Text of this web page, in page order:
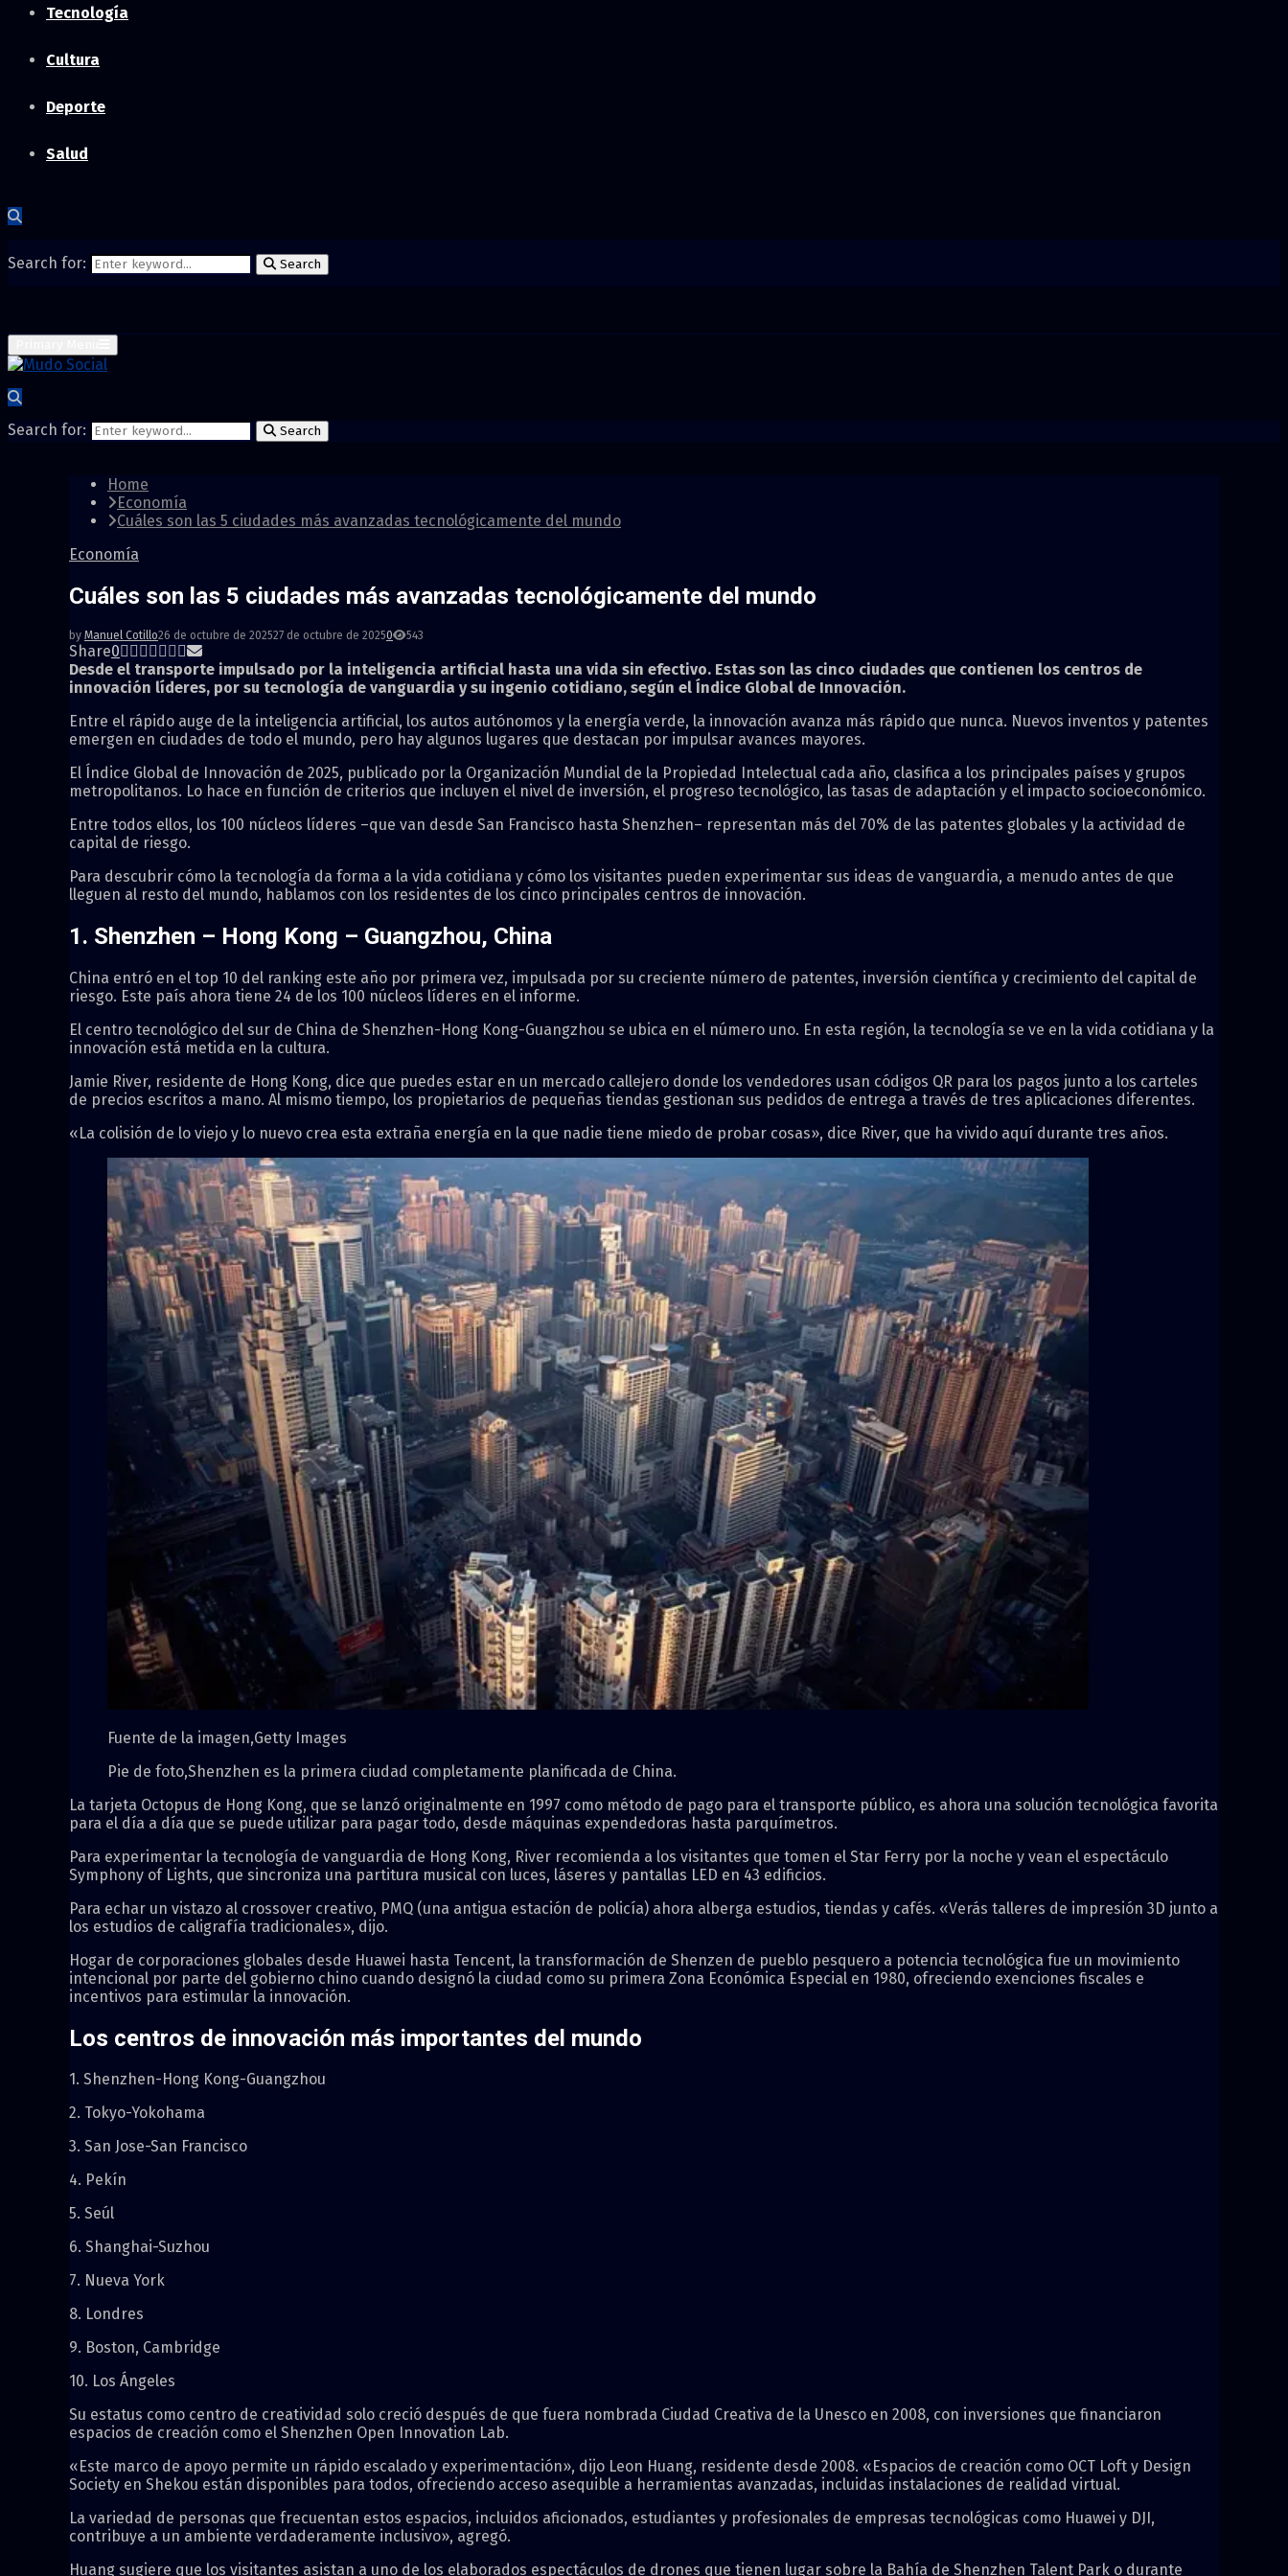
Tecnología
Cultura
Deporte
Salud
Search for: Search
Search for: Search
Home
Economía
Cuáles son las 5 ciudades más avanzadas tecnológicamente del mundo
Economía
Cuáles son las 5 ciudades más avanzadas tecnológicamente del mundo
by Manuel Cotillo26 de octubre de 202527 de octubre de 20250 543
Share0
Desde el transporte impulsado por la inteligencia artificial hasta una vida sin efectivo. Estas son las cinco ciudades que contienen los centros de
innovación líderes, por su tecnología de vanguardia y su ingenio cotidiano, según el Índice Global de Innovación.
Entre el rápido auge de la inteligencia artificial, los autos autónomos y la energía verde, la innovación avanza más rápido que nunca. Nuevos inventos y patentes
emergen en ciudades de todo el mundo, pero hay algunos lugares que destacan por impulsar avances mayores.
El Índice Global de Innovación de 2025, publicado por la Organización Mundial de la Propiedad Intelectual cada año, clasifica a los principales países y grupos
metropolitanos. Lo hace en función de criterios que incluyen el nivel de inversión, el progreso tecnológico, las tasas de adaptación y el impacto socioeconómico.
Entre todos ellos, los 100 núcleos líderes –que van desde San Francisco hasta Shenzhen– representan más del 70% de las patentes globales y la actividad de
capital de riesgo.
Para descubrir cómo la tecnología da forma a la vida cotidiana y cómo los visitantes pueden experimentar sus ideas de vanguardia, a menudo antes de que
lleguen al resto del mundo, hablamos con los residentes de los cinco principales centros de innovación.
1. Shenzhen – Hong Kong – Guangzhou, China
China entró en el top 10 del ranking este año por primera vez, impulsada por su creciente número de patentes, inversión científica y crecimiento del capital de
riesgo. Este país ahora tiene 24 de los 100 núcleos líderes en el informe.
El centro tecnológico del sur de China de Shenzhen-Hong Kong-Guangzhou se ubica en el número uno. En esta región, la tecnología se ve en la vida cotidiana y la
innovación está metida en la cultura.
Jamie River, residente de Hong Kong, dice que puedes estar en un mercado callejero donde los vendedores usan códigos QR para los pagos junto a los carteles
de precios escritos a mano. Al mismo tiempo, los propietarios de pequeñas tiendas gestionan sus pedidos de entrega a través de tres aplicaciones diferentes.
«La colisión de lo viejo y lo nuevo crea esta extraña energía en la que nadie tiene miedo de probar cosas», dice River, que ha vivido aquí durante tres años.
Fuente de la imagen,Getty Images
Pie de foto,Shenzhen es la primera ciudad completamente planificada de China.
La tarjeta Octopus de Hong Kong, que se lanzó originalmente en 1997 como método de pago para el transporte público, es ahora una solución tecnológica favorita
para el día a día que se puede utilizar para pagar todo, desde máquinas expendedoras hasta parquímetros.
Para experimentar la tecnología de vanguardia de Hong Kong, River recomienda a los visitantes que tomen el Star Ferry por la noche y vean el espectáculo
Symphony of Lights, que sincroniza una partitura musical con luces, láseres y pantallas LED en 43 edificios.
Para echar un vistazo al crossover creativo, PMQ (una antigua estación de policía) ahora alberga estudios, tiendas y cafés. «Verás talleres de impresión 3D junto a
los estudios de caligrafía tradicionales», dijo.
Hogar de corporaciones globales desde Huawei hasta Tencent, la transformación de Shenzen de pueblo pesquero a potencia tecnológica fue un movimiento
intencional por parte del gobierno chino cuando designó la ciudad como su primera Zona Económica Especial en 1980, ofreciendo exenciones fiscales e
incentivos para estimular la innovación.
Los centros de innovación más importantes del mundo
1. Shenzhen-Hong Kong-Guangzhou
2. Tokyo-Yokohama
3. San Jose-San Francisco
4. Pekín
5. Seúl
6. Shanghai-Suzhou
7. Nueva York
8. Londres
9. Boston, Cambridge
10. Los Ángeles
Su estatus como centro de creatividad solo creció después de que fuera nombrada Ciudad Creativa de la Unesco en 2008, con inversiones que financiaron
espacios de creación como el Shenzhen Open Innovation Lab.
«Este marco de apoyo permite un rápido escalado y experimentación», dijo Leon Huang, residente desde 2008. «Espacios de creación como OCT Loft y Design
Society en Shekou están disponibles para todos, ofreciendo acceso asequible a herramientas avanzadas, incluidas instalaciones de realidad virtual.
La variedad de personas que frecuentan estos espacios, incluidos aficionados, estudiantes y profesionales de empresas tecnológicas como Huawei y DJI,
contribuye a un ambiente verdaderamente inclusivo», agregó.
Huang sugiere que los visitantes asistan a uno de los elaborados espectáculos de drones que tienen lugar sobre la Bahía de Shenzhen Talent Park o durante